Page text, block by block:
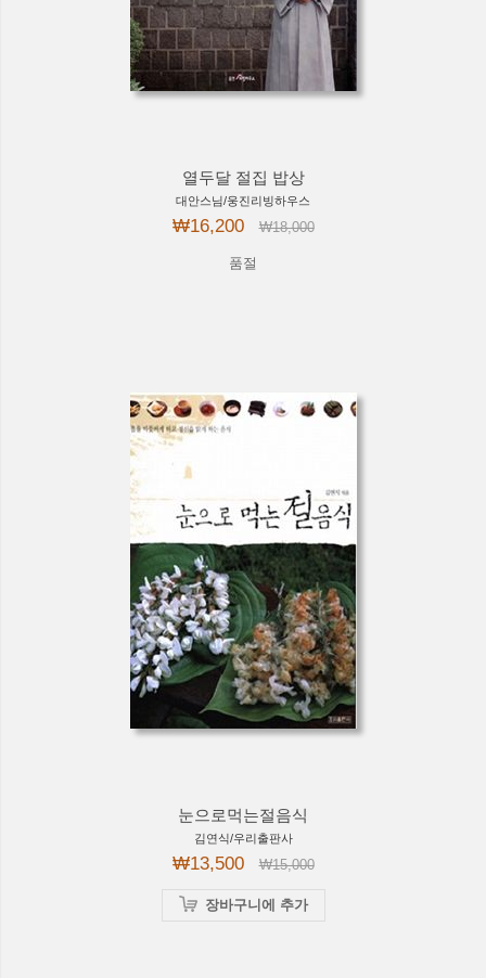
열두달 절집 밥상
대안스님/웅진리빙하우스
₩16,200 ₩18,000
품절
눈으로먹는절음식
김연식/우리출판사
₩13,500 ₩15,000
장바구니에 추가